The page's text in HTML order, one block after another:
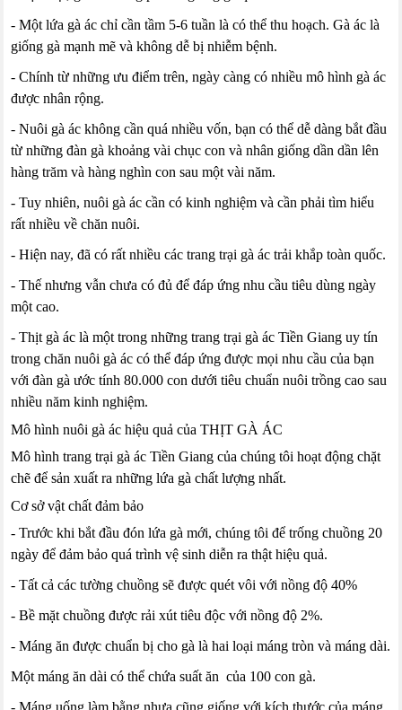
- Một lứa gà ác chỉ cần tầm 5-6 tuần là có thể thu hoạch. Gà ác là
giống gà mạnh mẽ và không dễ bị nhiễm bệnh.
- Chính từ những ưu điểm trên, ngày càng có nhiều mô hình gà ác
được nhân rộng.
- Nuôi gà ác không cần quá nhiều vốn, bạn có thể dễ dàng bắt đầu
từ những đàn gà khoảng vài chục con và nhân giống dần dần lên
hàng trăm và hàng nghìn con sau một vài năm.
- Tuy nhiên, nuôi gà ác cần có kinh nghiệm và cần phải tìm hiểu
rất nhiều về chăn nuôi.
- Hiện nay, đã có rất nhiều các trang trại gà ác trải khắp toàn quốc.
- Thế nhưng vẫn chưa có đủ để đáp ứng nhu cầu tiêu dùng ngày
một cao.
- Thịt gà ác là một trong những trang trại gà ác Tiền Giang uy tín
trong chăn nuôi gà ác có thể đáp ứng được mọi nhu cầu của bạn
với đàn gà ước tính 80.000 con dưới tiêu chuẩn nuôi trồng cao sau
nhiều năm kinh nghiệm.
Mô hình nuôi gà ác hiệu quả của THỊT GÀ ÁC
Mô hình trang trại gà ác Tiền Giang của chúng tôi hoạt động chặt
chẽ để sản xuất ra những lứa gà chất lượng nhất.
Cơ sở vật chất đảm bảo
- Trước khi bắt đầu đón lứa gà mới, chúng tôi để trống chuồng 20
ngày để đảm bảo quá trình vệ sinh diễn ra thật hiệu quả.
- Tất cả các tường chuồng sẽ được quét vôi với nồng độ 40%
- Bề mặt chuồng được rải xút tiêu độc với nồng độ 2%.
- Máng ăn được chuẩn bị cho gà là hai loại máng tròn và máng dài.
Một máng ăn dài có thể chứa suất ăn của 100 con gà.